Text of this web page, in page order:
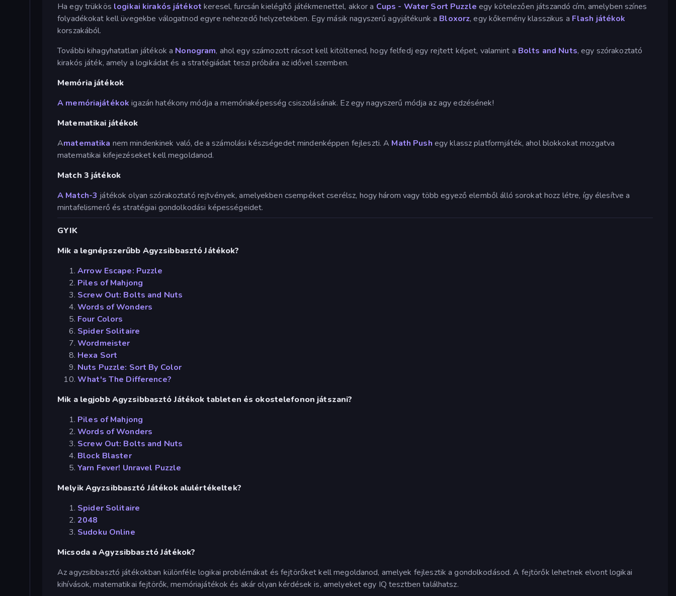
Ha egy trükkös logikai kirakós játékot keresel, furcsán kielégítő játékmenettel, akkor a Cups - Water Sort Puzzle egy kötelezően játszandó cím, amelyben színes
folyadékokat kell üvegekbe válogatnod egyre nehezedő helyzetekben. Egy másik nagyszerű agyjátékunk a Bloxorz, egy kőkemény klasszikus a Flash játékok
korszakából.
További kihagyhatatlan játékok a Nonogram, ahol egy számozott rácsot kell kitöltened, hogy felfedj egy rejtett képet, valamint a Bolts and Nuts, egy szórakoztató
kirakós játék, amely a logikádat és a stratégiádat teszi próbára az idővel szemben.
Memória játékok
A memóriajátékok igazán hatékony módja a memóriaképesség csiszolásának. Ez egy nagyszerű módja az agy edzésének!
Matematikai játékok
Amatematika nem mindenkinek való, de a számolási készségedet mindenképpen fejleszti. A Math Push egy klassz platformjáték, ahol blokkokat mozgatva
matematikai kifejezéseket kell megoldanod.
Match 3 játékok
A Match-3 játékok olyan szórakoztató rejtvények, amelyekben csempéket cserélsz, hogy három vagy több egyező elemből álló sorokat hozz létre, így élesítve a
mintafelismerő és stratégiai gondolkodási képességeidet.
GYIK
Mik a legnépszerűbb Agyzsibbasztó Játékok?
Arrow Escape: Puzzle
Piles of Mahjong
Screw Out: Bolts and Nuts
Words of Wonders
Four Colors
Spider Solitaire
Wordmeister
Hexa Sort
Nuts Puzzle: Sort By Color
What's The Difference?
Mik a legjobb Agyzsibbasztó Játékok tableten és okostelefonon játszani?
Piles of Mahjong
Words of Wonders
Screw Out: Bolts and Nuts
Block Blaster
Yarn Fever! Unravel Puzzle
Melyik Agyzsibbasztó Játékok alulértékeltek?
Spider Solitaire
2048
Sudoku Online
Micsoda a Agyzsibbasztó Játékok?
Az agyzsibbasztó játékokban különféle logikai problémákat és fejtörőket kell megoldanod, amelyek fejlesztik a gondolkodásod. A fejtörők lehetnek elvont logikai
kihívások, matematikai fejtörők, memóriajátékok és akár olyan kérdések is, amelyeket egy IQ tesztben találhatsz.